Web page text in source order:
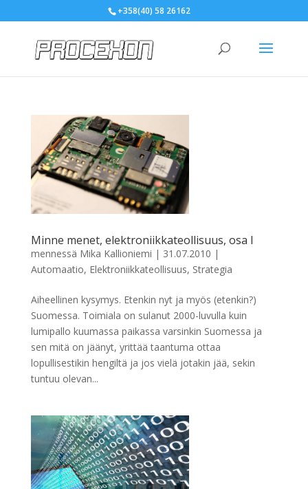
+358(40) 58 26162
Minne menet, elektroniikkateollisuus, osa I
mennessä Mika Kallioniemi | 31.07.2010 |
Automaatio, Elektroniikkateollisuus, Strategia
Aiheellinen kysymys. Etenkin nyt ja myös (etenkin?)
Suomessa. Toimiala on sulanut 2000-luvulla kuin
lumipallo kuumassa paikassa varsinkin Suomessa ja
sen mitä on jäänyt, yrittää taantuma ottaa
lopullisestikin hengiltä ja jos vielä jotakin jää, sekin
tuntuu olevan...